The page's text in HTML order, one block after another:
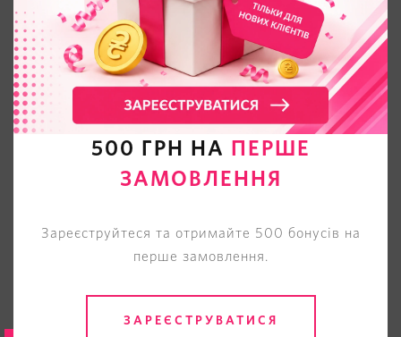
ПОПУЛЯРНЫЕ СУМКИ
500 ГРН НА
ПЕРШЕ
ЗАМОВЛЕННЯ
Зареєструйтеся та отримайте 500 бонусів на
перше замовлення.
ЗАРЕЄСТРУВАТИСЯ